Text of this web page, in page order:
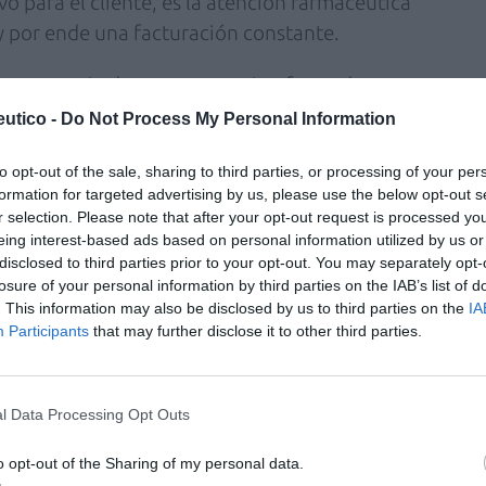
- Do Not Process My Personal Information
opt-out of the sale, sharing to third parties, or processing of your
for targeted advertising by us, please use the below opt-out
selection. Please note that after your opt-out request is processed
interest-based ads based on personal information utilized by us
to third parties prior to your opt-out. You may separately
of your personal information by third parties on the IAB’s list of
This information may also be disclosed by us to third parties on the
Participants that may further disclose it to other third parties.
Data Processing Opt Outs
opt-out of the Sharing of my personal data.
por ende una facturación constante.
de tener un equipo formado y
recicle con conocimientos sobre técnicas
formaciones en up cross selling permitirá
máxima calidad. Sin embargo, otro
del mismo, porque si
del equipo se alineen con los objetivos
impliquen en alcanzarlos con una actitud
productividad de los recursos.
acuerdos sell out y animaciones
podemos potenciar varios aspectos
a través de él y que conseguirán
seductora y sensorial; desde la